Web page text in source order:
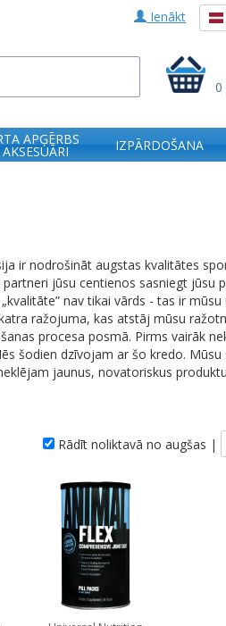
Ienākt
0
APĢĒRBS
IZPĀRDOŠANA
ir nodrošināt augstas kvalitātes
jūsu centienos sasniegt jūsu
nav tikai vārds - tas ir
ražojuma, kas atstāj mūsu
procesa posmā. Pirms vairāk
šodien dzīvojam ar šo kredo. Mūsu
jaunus, novatoriskus
Rādīt noliktavā no augšas |